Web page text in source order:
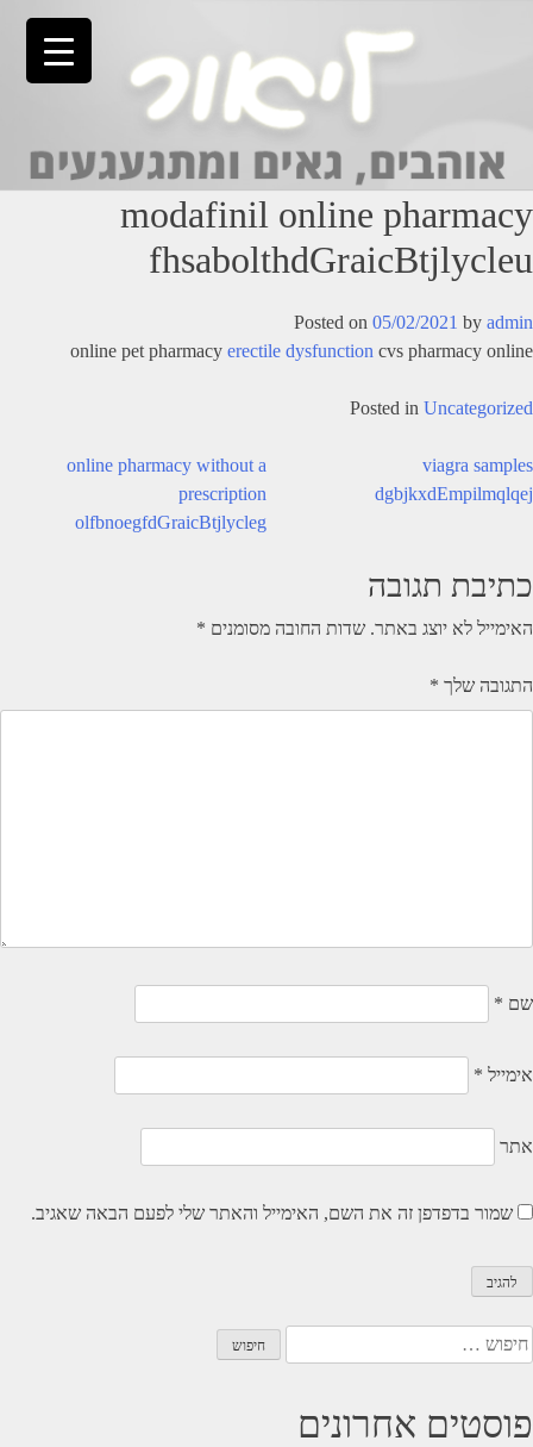
modafinil online pharmacy
fhsabolthdGraicBtjlycleu
Posted on 05/02/2021 by admin
online pet pharmacy erectile dysfunction cvs pharmacy online
Posted in Uncategorized
ניווט
online pharmacy without a
prescription
olfbnoegfdGraicBtjlycleg
viagra samples
dgbjkxdEmpilmqlqej
כתיבת תגובה
האימייל לא יוצג באתר. שדות החובה מסומנים *
התגובה שלך *
שם *
אימייל *
אתר
שמור בדפדפן זה את השם, האימייל והאתר שלי לפעם הבאה שאגיב.
חיפוש:
פוסטים אחרונים